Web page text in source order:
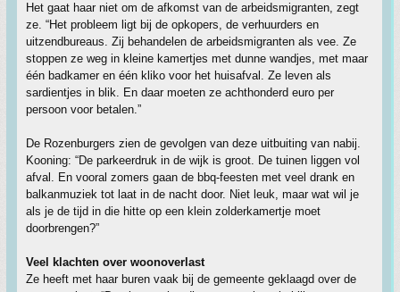
Het gaat haar niet om de afkomst van de arbeidsmigranten, zegt
ze. “Het probleem ligt bij de opkopers, de verhuurders en
uitzendbureaus. Zij behandelen de arbeidsmigranten als vee. Ze
stoppen ze weg in kleine kamertjes met dunne wandjes, met maar
één badkamer en één kliko voor het huisafval. Ze leven als
sardientjes in blik. En daar moeten ze achthonderd euro per
persoon voor betalen.”
De Rozenburgers zien de gevolgen van deze uitbuiting van nabij.
Kooning: “De parkeerdruk in de wijk is groot. De tuinen liggen vol
afval. En vooral zomers gaan de bbq-feesten met veel drank en
balkanmuziek tot laat in de nacht door. Niet leuk, maar wat wil je
als je de tijd in die hitte op een klein zolderkamertje moet
doorbrengen?”
Veel klachten over woonoverlast
Ze heeft met haar buren vaak bij de gemeente geklaagd over de